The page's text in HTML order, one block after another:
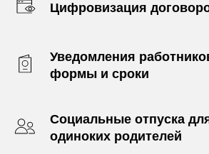
Цифровизация
Уведомления
формы и сроки
Социальные отпуска
одиноких родителей